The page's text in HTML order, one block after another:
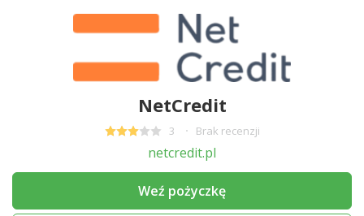
NetCredit
3 Brak recenzji
netcredit.pl
Weź pożyczkę